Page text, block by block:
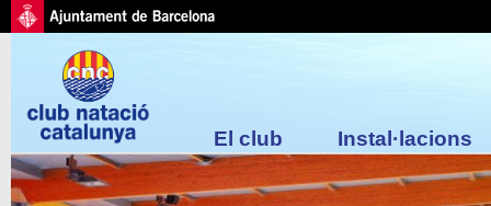
El club Instal·lacions